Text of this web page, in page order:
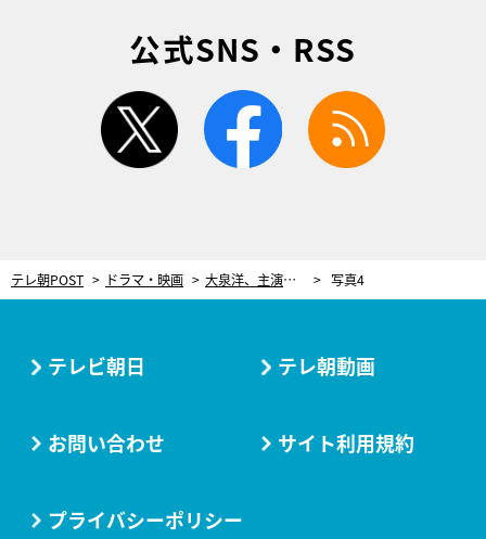
公式SNS・RSS
twitter facebook
テレ朝POST ドラマ・映画 大泉洋、主演ドラマ『終りに見た街』撮影終了で両手突き上げる！サプライズには“苦言”も 写真4
テレビ朝日 テレ朝動画
お問い合わせ サイト利用規約
プライバシーポリシー